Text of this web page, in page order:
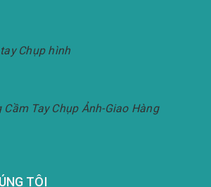
Chụp hình
Tay Chụp Ảnh-Giao Hàng
TÔI